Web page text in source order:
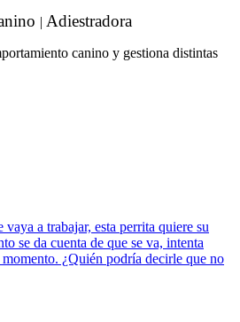
| Adiestradora
canino y gestiona distintas
vaya a trabajar, esta perrita quiere su
se da cuenta de que se va, intenta
¿Quién podría decirle que no